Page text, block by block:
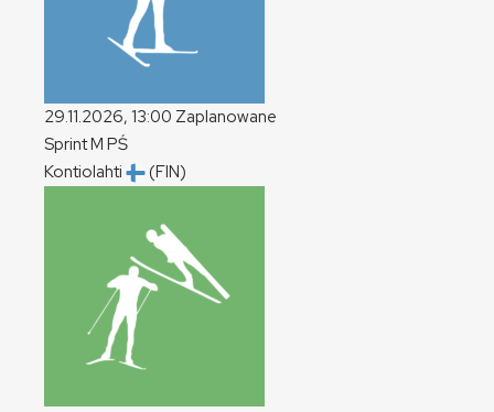
29.11.2026, 13:00 Zaplanowane
SprintM PŚ
Kontiolahti
(FIN)